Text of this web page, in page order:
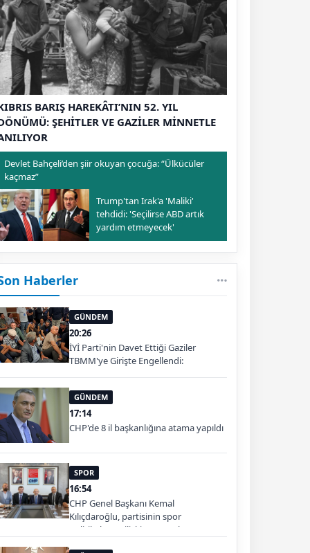
BARIŞ HAREKÂTI’NIN 52. YIL
ŞEHİTLER VE GAZİLER MİNNETLE
Devlet Bahçeli’den şiir okuyan çocuğa: “Ülkücüler
kaçmaz”
Trump'tan Irak'a 'Maliki'
tehdidi: 'Seçilirse ABD artık
yardım etmeyecek'
Haberler
GÜNDEM
20:26
İYİ Parti'nin Davet Ettiği Gaziler
TBMM'ye Girişte Engellendi:
GÜNDEM
17:14
CHP'de 8 il başkanlığına atama yapıldı
SPOR
16:54
CHP Genel Başkanı Kemal
Kılıçdaroğlu, partisinin spor
politikalarına ilişkin yürütülen